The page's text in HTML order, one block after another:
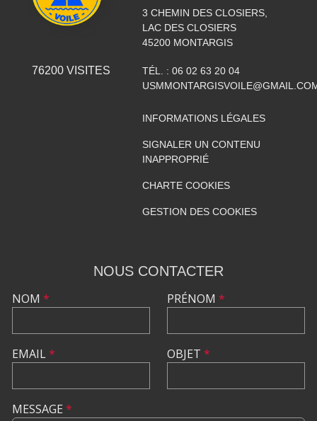
76200VISITES
3 CHEMIN DES CLOSIERS,
LAC DES CLOSIERS
45200 MONTARGIS
TÉL. : 06 02 63 20 04
INFORMATIONS LÉGALES
SIGNALER UN CONTENU
INAPPROPRIÉ
CHARTE COOKIES
GESTION DES COOKIES
NOUS CONTACTER
NOM *
EMAIL*
PRÉNOM *
OBJET *
MESSAGE *